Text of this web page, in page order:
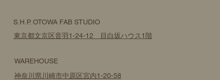
S.H.P. OTOWA FAB STUDIO
東京都文京区音羽1-24-12 目白坂ハウス1階
WAREHOUSE
神奈川県川崎市中原区宮内1-20-58